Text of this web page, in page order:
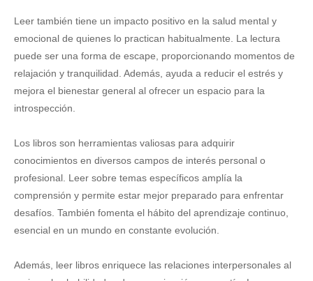
Leer también tiene un impacto positivo en la salud mental y
emocional de quienes lo practican habitualmente. La lectura
puede ser una forma de escape, proporcionando momentos de
relajación y tranquilidad. Además, ayuda a reducir el estrés y
mejora el bienestar general al ofrecer un espacio para la
introspección.
Los libros son herramientas valiosas para adquirir
conocimientos en diversos campos de interés personal o
profesional. Leer sobre temas específicos amplía la
comprensión y permite estar mejor preparado para enfrentar
desafíos. También fomenta el hábito del aprendizaje continuo,
esencial en un mundo en constante evolución.
Además, leer libros enriquece las relaciones interpersonales al